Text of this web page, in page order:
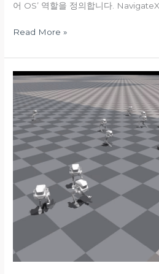
어 OS’ 역할을 정의합니다.
Read More »
NavigateX-
Vib
—
영
상
기
반
설
비
진
분